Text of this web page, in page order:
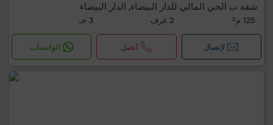
شقة ب الحي المالي للدار البيضاء, الدار البيضاء
125 م² 2 غرف 3 حـ
لإتصال اتصل الواتساب